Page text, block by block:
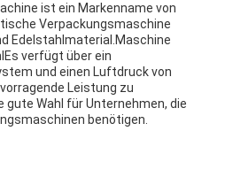
ist ein Markenname von
Verpackungsmaschine
Edelstahlmaterial.Maschine
verfügt über ein
und einen Luftdruck von
Leistung zu
gute Wahl für Unternehmen, die
benötigen.